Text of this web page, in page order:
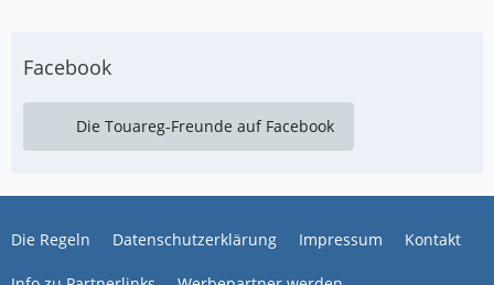
Facebook
Die Touareg-Freunde auf Facebook
Die Regeln Datenschutzerklärung Impressum Kontakt